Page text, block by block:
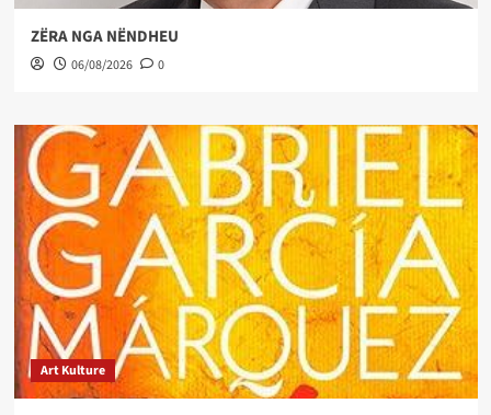
ZËRA NGA NËNDHEU
06/08/2026 0
Art Kulture